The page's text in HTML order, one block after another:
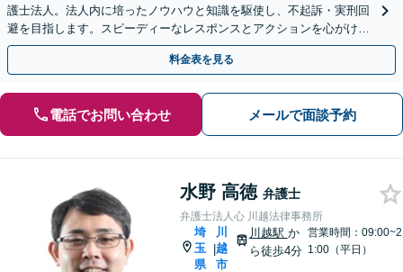
護士法人。法人内に培ったノウハウと知識を駆使し、不起訴・実刑回
避を目指します。スピーディーなレスポンスとアクションを心がけ、
最善の解決を目指します【電話相談可】
料金表を見る
電話でお問い合わせ メールで面談予約
水野 高徳 弁護士
弁護士法人心 川越法律事務所
埼
玉
県
|
川
越
市
川越駅 か
ら徒歩4分
営業時間：09:00~2
1:00（平日）